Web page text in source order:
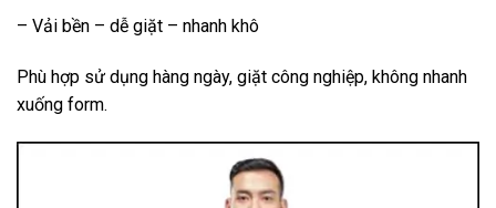
– Vải bền – dễ giặt – nhanh khô
Phù hợp sử dụng hàng ngày, giặt công nghiệp, không nhanh
xuống form.